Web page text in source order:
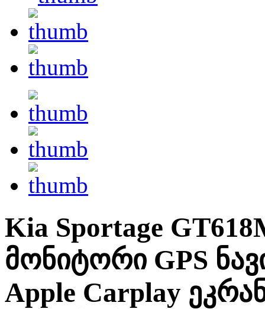
Kia Sportage
მონიტორი GPS
Apple Carplay